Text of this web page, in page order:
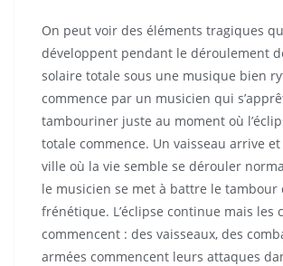
On peut voir des éléments tragiques
développent pendant le déroulement
solaire totale sous une musique bien
commence par un musicien qui
tambouriner juste au moment où
totale commence. Un vaisseau arrive
ville où la vie semble se dérouler
le musicien se met à battre le tambour
frénétique. L’éclipse continue mais les
commencent : des vaisseaux, des
armées commencent leurs attaques